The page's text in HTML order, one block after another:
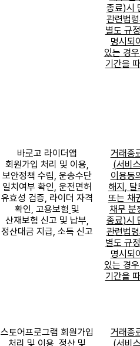
종료)시
관련법령
별도 규정
명시되
있는 경
기간을
바로고 라이더앱
회원가입 처리 및 이용,
보안정책 수립, 운송수단
일치여부 확인, 운전면허
유효성 검증, 라이더 자격
확인, 고용보험 및
산재보험 신고 및 납부,
정산대금 지급, 소득 신고
거래종
(서비스
이용동의
해지, 탈
또는 채
채무 분
종료)시
관련법령
별도 규정
명시되
있는 경
기간을
스토어프로그램 회원가입
처리 및 이용, 정산 및
거래종
(서비스